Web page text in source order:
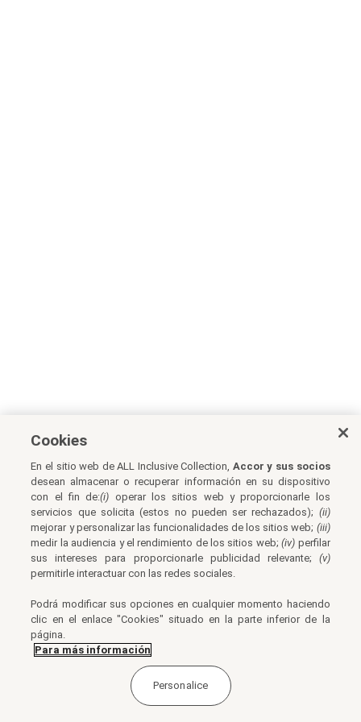
Cookies
En el sitio web de ALL Inclusive Collection, Accor y sus socios
desean almacenar o recuperar información en su dispositivo
con el fin de:(i) operar los sitios web y proporcionarle los
servicios que solicita (estos no pueden ser rechazados); (ii)
mejorar y personalizar las funcionalidades de los sitios web; (iii)
medir la audiencia y el rendimiento de los sitios web;(iv) perfilar
sus intereses para proporcionarle publicidad relevante; (v)
permitirle interactuar con las redes sociales.
Podrá modificar sus opciones en cualquier momento haciendo
clic en el enlace "Cookies" situado en la parte inferior de la
página.
Para más información
Personalice